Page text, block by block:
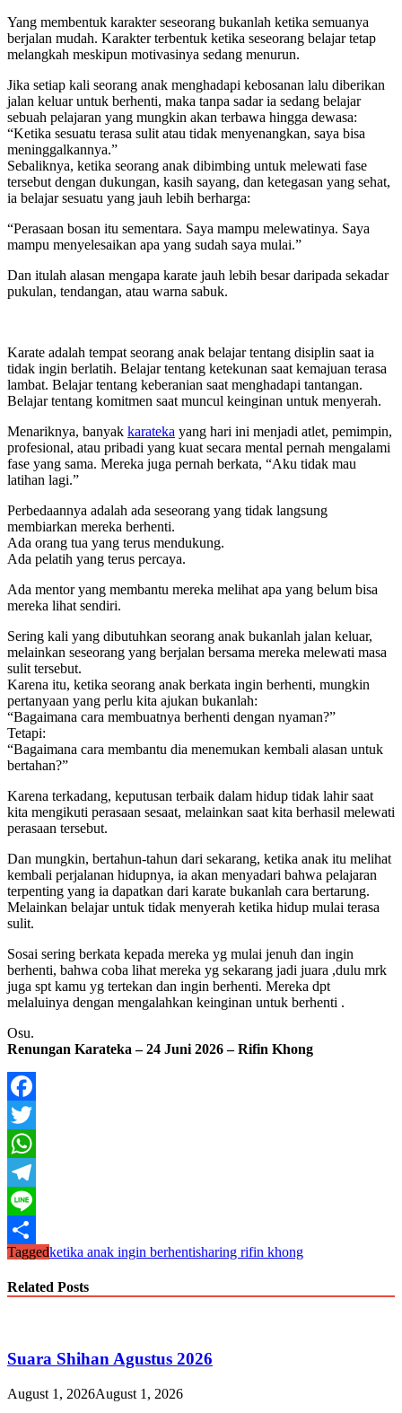
Yang membentuk karakter seseorang bukanlah ketika semuanya
berjalan mudah. Karakter terbentuk ketika seseorang belajar tetap
melangkah meskipun motivasinya sedang menurun.
Jika setiap kali seorang anak menghadapi kebosanan lalu diberikan
jalan keluar untuk berhenti, maka tanpa sadar ia sedang belajar
sebuah pelajaran yang mungkin akan terbawa hingga dewasa:
“Ketika sesuatu terasa sulit atau tidak menyenangkan, saya bisa
meninggalkannya.”
Sebaliknya, ketika seorang anak dibimbing untuk melewati fase
tersebut dengan dukungan, kasih sayang, dan ketegasan yang sehat,
ia belajar sesuatu yang jauh lebih berharga:
“Perasaan bosan itu sementara. Saya mampu melewatinya. Saya
mampu menyelesaikan apa yang sudah saya mulai.”
Dan itulah alasan mengapa karate jauh lebih besar daripada sekadar
pukulan, tendangan, atau warna sabuk.
Karate adalah tempat seorang anak belajar tentang disiplin saat ia
tidak ingin berlatih. Belajar tentang ketekunan saat kemajuan terasa
lambat. Belajar tentang keberanian saat menghadapi tantangan.
Belajar tentang komitmen saat muncul keinginan untuk menyerah.
Menariknya, banyak karateka yang hari ini menjadi atlet, pemimpin,
profesional, atau pribadi yang kuat secara mental pernah mengalami
fase yang sama. Mereka juga pernah berkata, “Aku tidak mau
latihan lagi.”
Perbedaannya adalah ada seseorang yang tidak langsung
membiarkan mereka berhenti.
Ada orang tua yang terus mendukung.
Ada pelatih yang terus percaya.
Ada mentor yang membantu mereka melihat apa yang belum bisa
mereka lihat sendiri.
Sering kali yang dibutuhkan seorang anak bukanlah jalan keluar,
melainkan seseorang yang berjalan bersama mereka melewati masa
sulit tersebut.
Karena itu, ketika seorang anak berkata ingin berhenti, mungkin
pertanyaan yang perlu kita ajukan bukanlah:
“Bagaimana cara membuatnya berhenti dengan nyaman?”
Tetapi:
“Bagaimana cara membantu dia menemukan kembali alasan untuk
bertahan?”
Karena terkadang, keputusan terbaik dalam hidup tidak lahir saat
kita mengikuti perasaan sesaat, melainkan saat kita berhasil melewati
perasaan tersebut.
Dan mungkin, bertahun-tahun dari sekarang, ketika anak itu melihat
kembali perjalanan hidupnya, ia akan menyadari bahwa pelajaran
terpenting yang ia dapatkan dari karate bukanlah cara bertarung.
Melainkan belajar untuk tidak menyerah ketika hidup mulai terasa
sulit.
Sosai sering berkata kepada mereka yg mulai jenuh dan ingin
berhenti, bahwa coba lihat mereka yg sekarang jadi juara ,dulu mrk
juga spt kamu yg tertekan dan ingin berhenti. Mereka dpt
melaluinya dengan mengalahkan keinginan untuk berhenti .
Osu.
Renungan Karateka – 24 Juni 2026 – Rifin Khong
Facebook
Twitter
WhatsApp
Telegram
Line
Share
Taggedketika anak ingin berhentisharing rifin khong
Related Posts
Suara Shihan Agustus 2026
August 1, 2026August 1, 2026